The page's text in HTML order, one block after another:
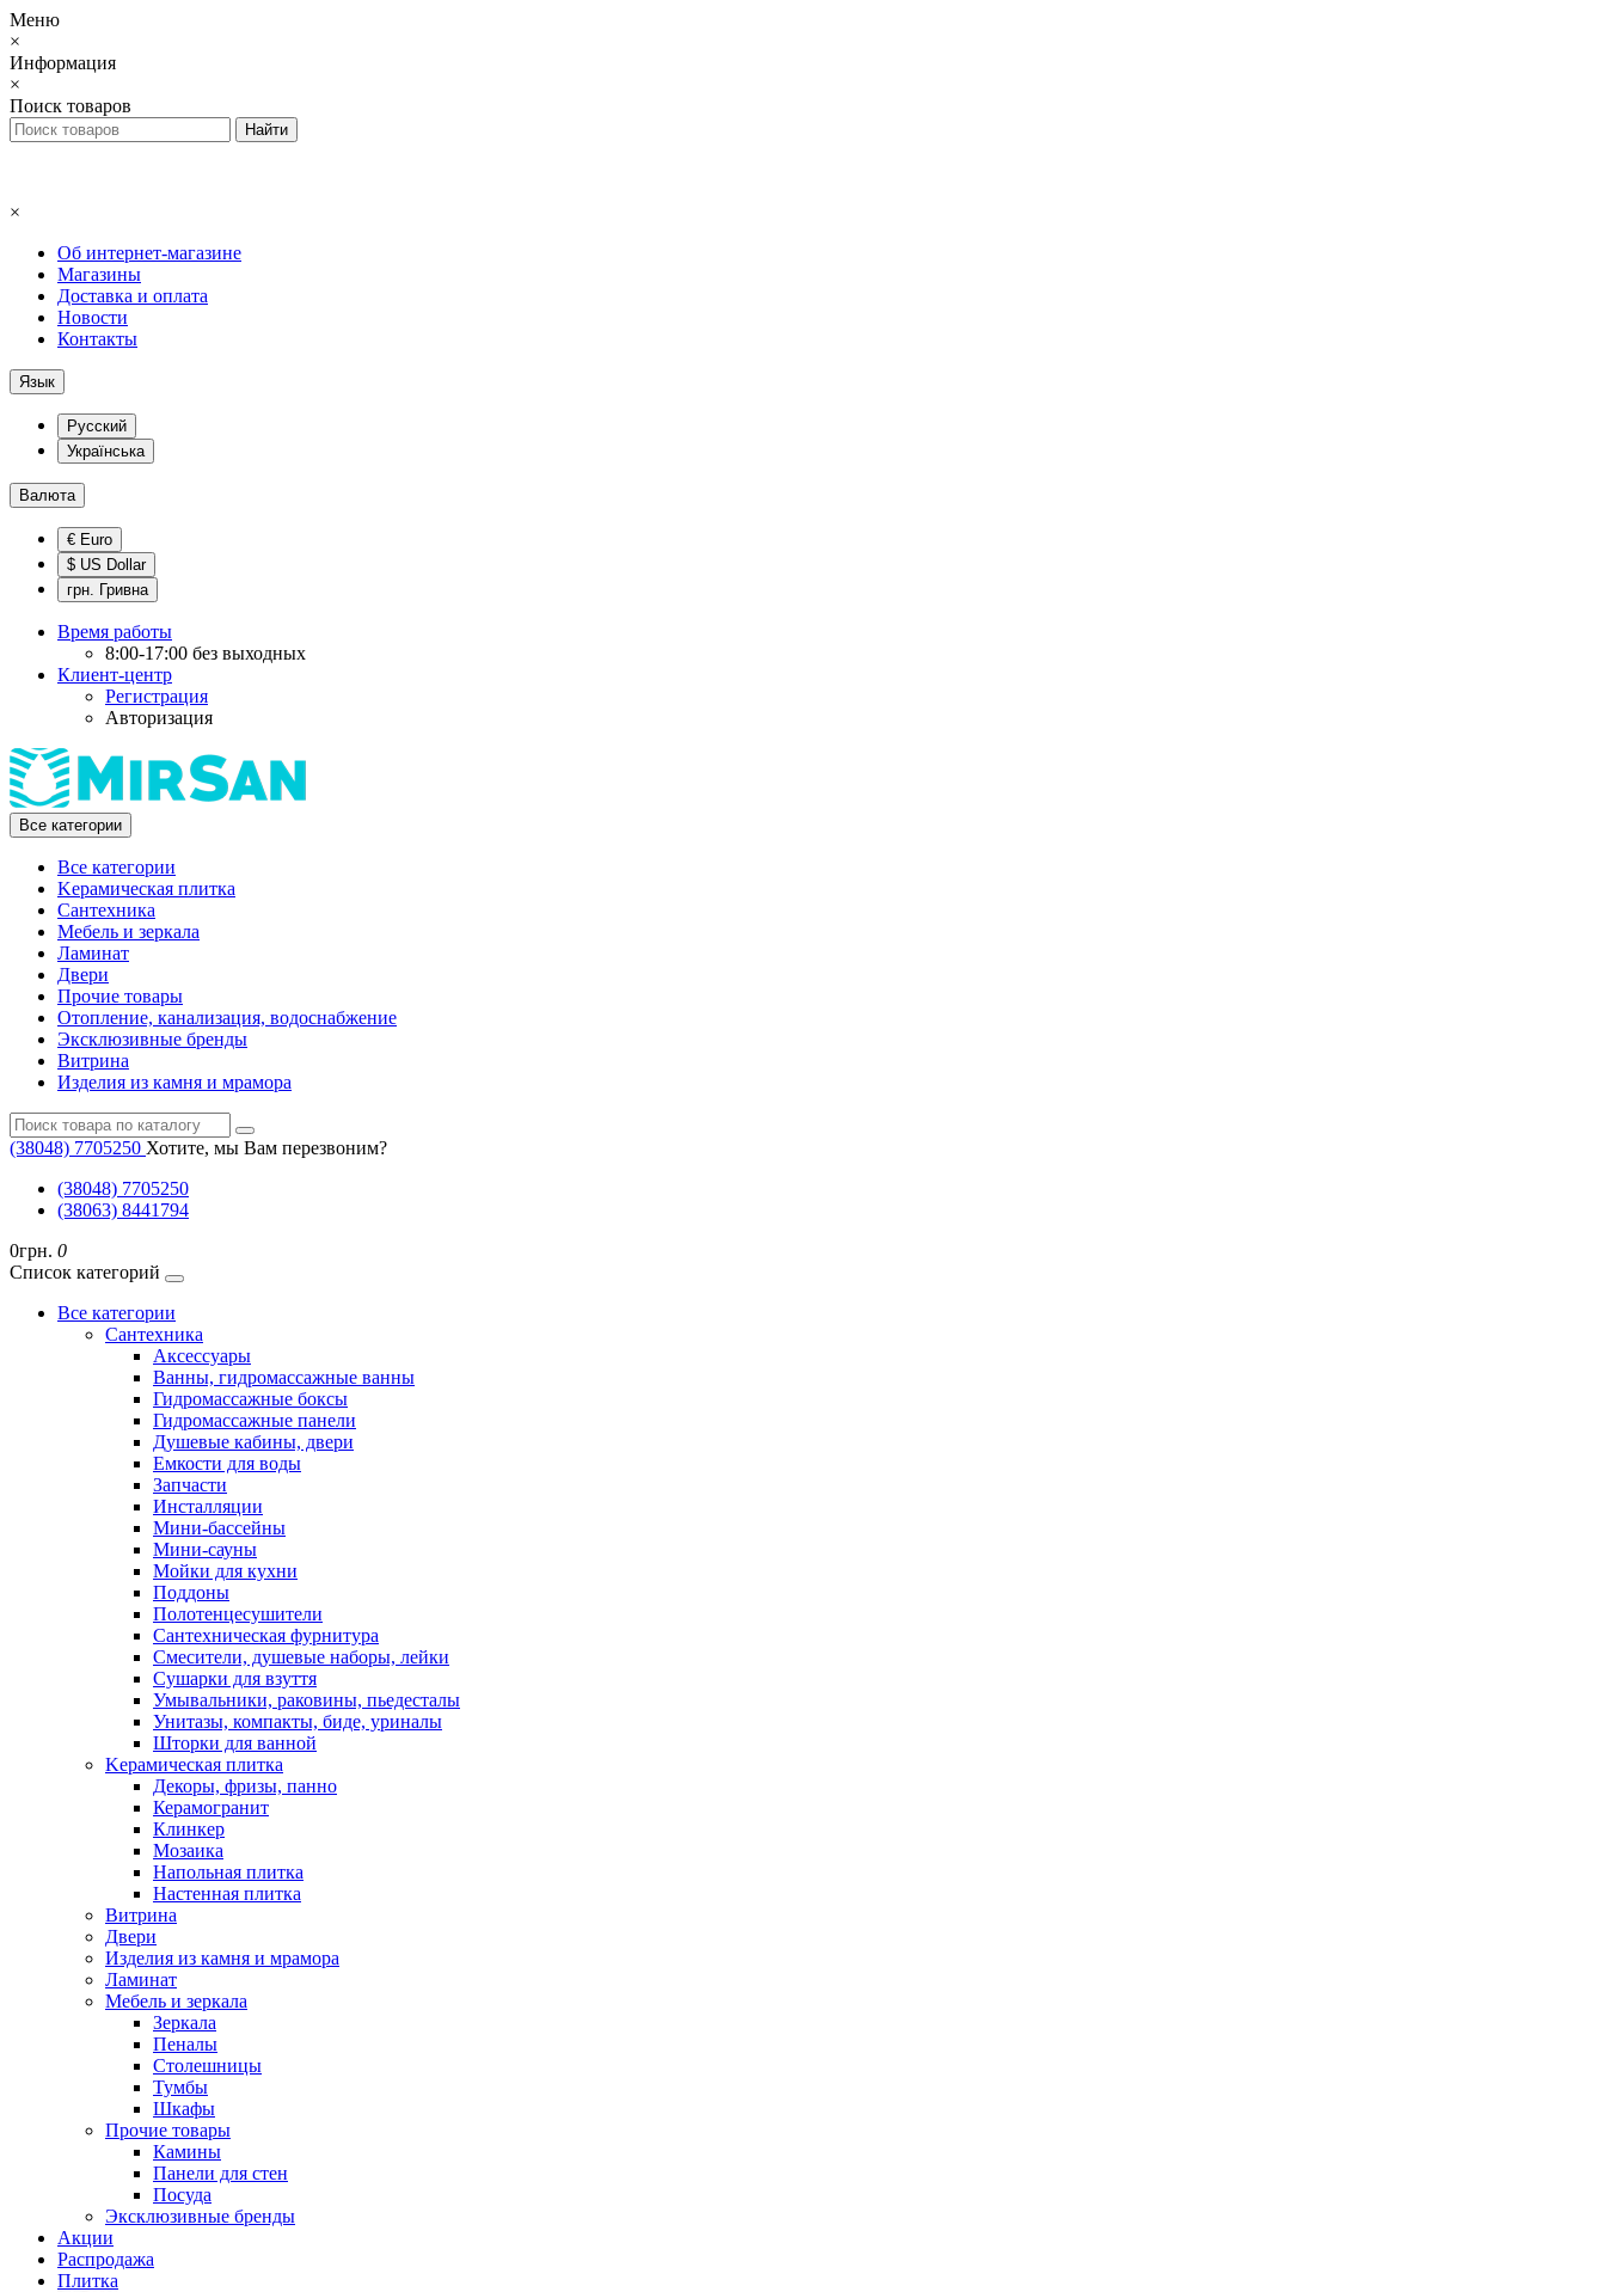
Меню
×
Информация
×
Поиск товаров
×
Об интернет-магазине
Магазины
Доставка и оплата
Новости
Контакты
Язык
Русский
Українська
Валюта
€ Euro
$ US Dollar
грн. Гривна
Время работы
8:00-17:00 без выходных
Клиент-центр
Регистрация
Авторизация
Все категории
Все категории
Kерамическая плитка
Cантехника
Мебель и зеркала
Ламинат
Двери
Прочие товары
Отопление, канализация, водоснабжение
Эксклюзивные бренды
Витрина
Изделия из камня и мрамора
(38048) ‎7705250 Хотите, мы Вам перезвоним?
(38048) ‎7705250
(38063) 8441794
0грн. 0
Список категорий
Все категории
Cантехника
Аксессуары
Ванны, гидромассажные ванны
Гидромассажные боксы
Гидромассажные панели
Душевые кабины, двери
Емкости для воды
Запчасти
Инсталляции
Мини-бассейны
Мини-сауны
Мойки для кухни
Поддоны
Полотенцесушители
Сантехническая фурнитура
Смесители, душевые наборы, лейки
Сушарки для взуття
Умывальники, раковины, пьедесталы
Унитазы, компакты, биде, уриналы
Шторки для ванной
Kерамическая плитка
Декоры, фризы, панно
Керамогранит
Клинкер
Мозаика
Напольная плитка
Настенная плитка
Витрина
Двери
Изделия из камня и мрамора
Ламинат
Мебель и зеркала
Зеркала
Пеналы
Столешницы
Тумбы
Шкафы
Прочие товары
Камины
Панели для стен
Посуда
Эксклюзивные бренды
Акции
Распродажа
Плитка